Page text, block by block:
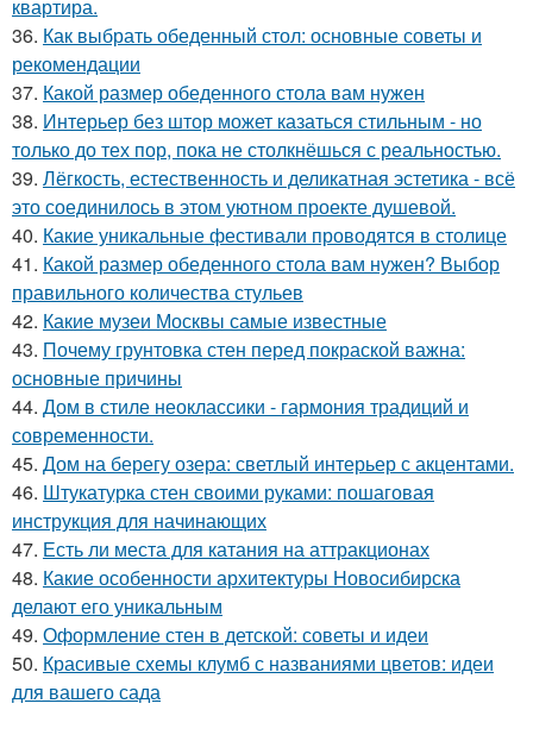
квартира.
36. Как выбрать обеденный стол: основные советы и
рекомендации
37. Какой размер обеденного стола вам нужен
38. Интерьер без штор может казаться стильным - но
только до тех пор, пока не столкнёшься с реальностью.
39. Лёгкость, естественность и деликатная эстетика - всё
это соединилось в этом уютном проекте душевой.
40. Какие уникальные фестивали проводятся в столице
41. Какой размер обеденного стола вам нужен? Выбор
правильного количества стульев
42. Какие музеи Москвы самые известные
43. Почему грунтовка стен перед покраской важна:
основные причины
44. Дом в стиле неоклассики - гармония традиций и
современности.
45. Дом на берегу озера: светлый интерьер с акцентами.
46. Штукатурка стен своими руками: пошаговая
инструкция для начинающих
47. Есть ли места для катания на аттракционах
48. Какие особенности архитектуры Новосибирска
делают его уникальным
49. Оформление стен в детской: советы и идеи
50. Красивые схемы клумб с названиями цветов: идеи
для вашего сада